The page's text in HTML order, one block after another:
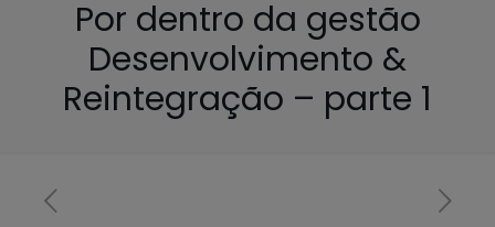
Por dentro da gestão
Desenvolvimento &
Reintegração – parte 1